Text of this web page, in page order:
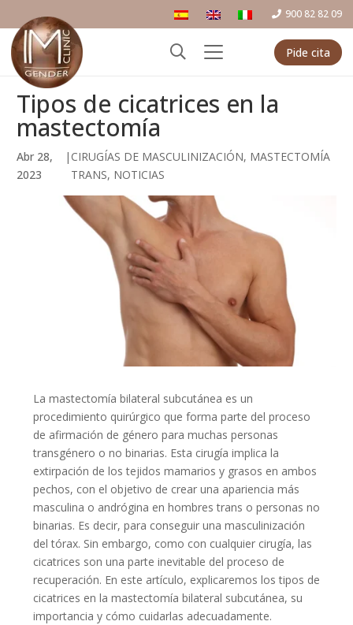
900 82 82 09
Pide cita
Tipos de cicatrices en la
mastectomía
Abr 28,
2023
| CIRUGÍAS DE MASCULINIZACIÓN, MASTECTOMÍA
TRANS, NOTICIAS
La mastectomía bilateral subcutánea es un
procedimiento quirúrgico que forma parte del proceso
de afirmación de género para muchas personas
transgénero o no binarias. Esta cirugía implica la
extirpación de los tejidos mamarios y grasos en ambos
pechos, con el objetivo de crear una apariencia más
masculina o andrógina en hombres trans o personas no
binarias. Es decir, para conseguir una masculinización
del tórax. Sin embargo, como con cualquier cirugía, las
cicatrices son una parte inevitable del proceso de
recuperación. En este artículo, explicaremos los tipos de
cicatrices en la mastectomía bilateral subcutánea, su
importancia y cómo cuidarlas adecuadamente.